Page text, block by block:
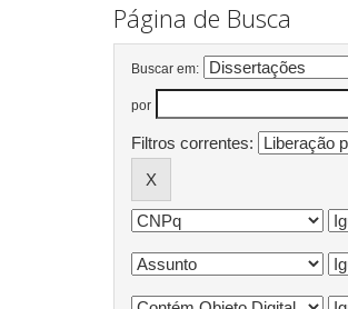
Página de Busca
Buscar em:
por
Filtros correntes: